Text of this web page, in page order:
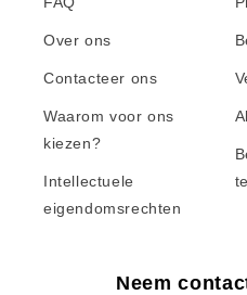
Over ons
Contacteer ons
Waarom voor ons
kiezen?
Intellectuele
eigendomsrechten
Neem